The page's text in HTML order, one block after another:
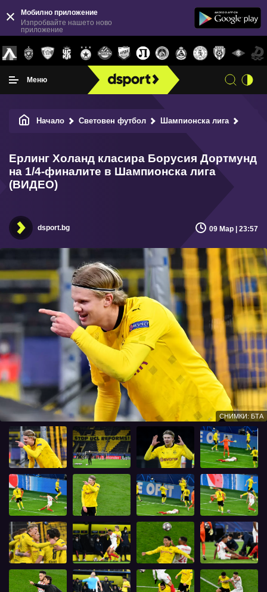
Мобилно приложение
Изпробвайте нашето ново
приложение
Меню
Начало Световен футбол Шампионска лига
Ерлинг Холанд класира Борусия Дортмунд
на 1/4-финалите в Шампионска лига
(ВИДЕО)
dsport.bg 09 Мар | 23:57
СНИМКИ: БТА